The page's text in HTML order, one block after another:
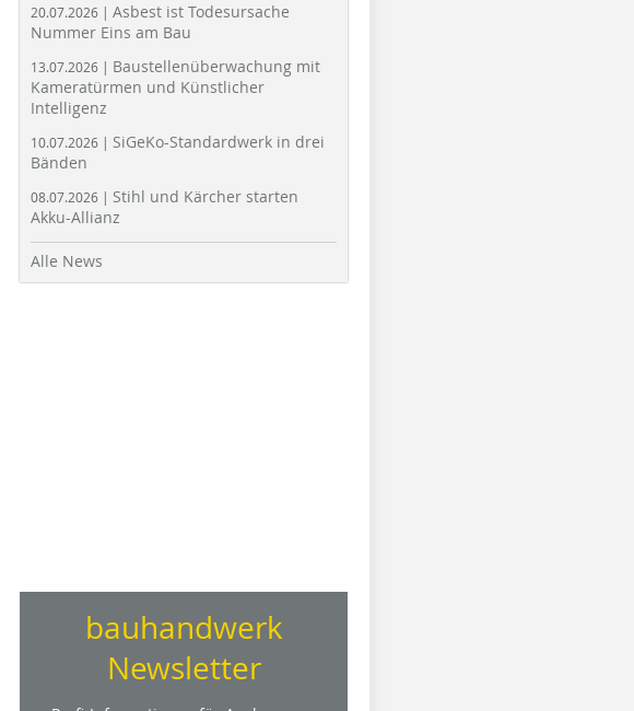
20.07.2026 | Asbest ist Todesursache
Nummer Eins am Bau
13.07.2026 | Baustellenüberwachung mit
Kameratürmen und Künstlicher
Intelligenz
10.07.2026 | SiGeKo-Standardwerk in drei
Bänden
08.07.2026 | Stihl und Kärcher starten
Akku-Allianz
Alle News
bauhandwerk
Newsletter